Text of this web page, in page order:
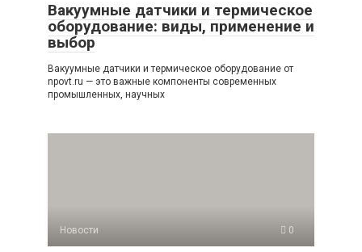
Вакуумные датчики и термическое
оборудование: виды, применение и
выбор
Вакуумные датчики и термическое оборудование от
npovt.ru — это важные компоненты современных
промышленных, научных
Новости 0